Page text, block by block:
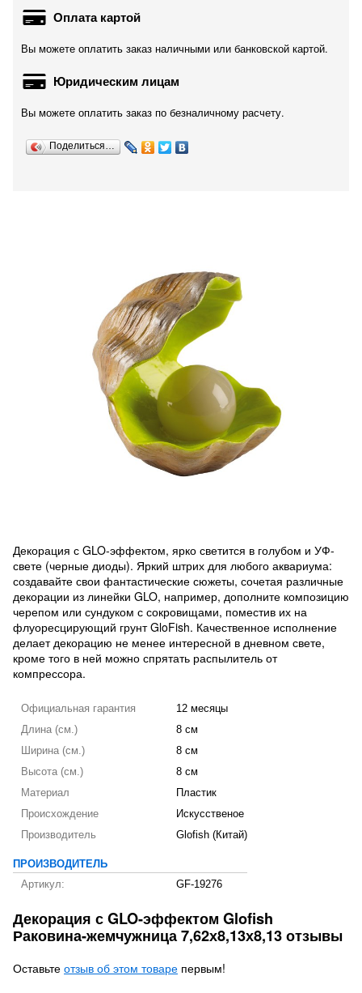
Оплата картой
Вы можете оплатить заказ наличными или банковской картой.
Юридическим лицам
Вы можете оплатить заказ по безналичному расчету.
Поделиться…
Декорация с GLO-эффектом, ярко светится в голубом и УФ-
свете (черные диоды). Яркий штрих для любого аквариума:
создавайте свои фантастические сюжеты, сочетая различные
декорации из линейки GLO, например, дополните композицию
черепом или сундуком с сокровищами, поместив их на
флуоресцирующий грунт GloFish. Качественное исполнение
делает декорацию не менее интересной в дневном свете,
кроме того в ней можно спрятать распылитель от
компрессора.
Официальная гарантия
12 месяцы
Длина (см.)
8 см
Ширина (см.)
8 см
Высота (см.)
8 см
Материал
Пластик
Происхождение
Искусственое
Производитель
Glofish (Китай)
ПРОИЗВОДИТЕЛЬ
Артикул:
GF-19276
Декорация с GLO-эффектом Glofish
Раковина-жемчужница 7,62х8,13х8,13 отзывы
Оставьте отзыв об этом товаре первым!